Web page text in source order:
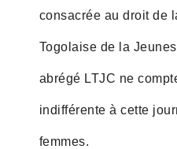
consacrée au droit de
Togolaise de la
abrégé LTJC ne
indifférente à cette
femmes.